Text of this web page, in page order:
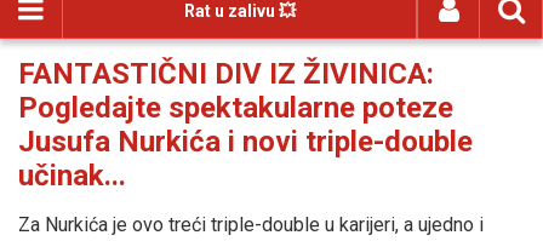
Rat u zalivu 💥
FANTASTIČNI DIV IZ ŽIVINICA:
Pogledajte spektakularne poteze
Jusufa Nurkića i novi triple-double
učinak...
Za Nurkića je ovo treći triple-double u karijeri, a ujedno i